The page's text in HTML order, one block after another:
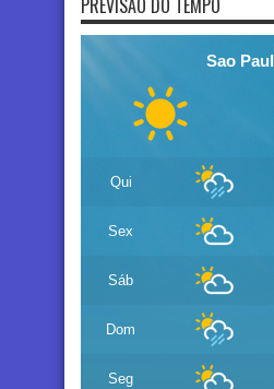
PREVISÃO DO TEMPO
Sao
Qui
Sex
Sáb
Dom
Seg